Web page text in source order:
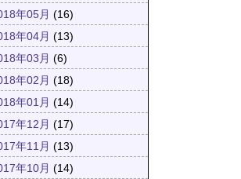
年05月 (16)
年04月 (13)
年03月 (6)
年02月 (18)
年01月 (14)
年12月 (17)
年11月 (13)
年10月 (14)